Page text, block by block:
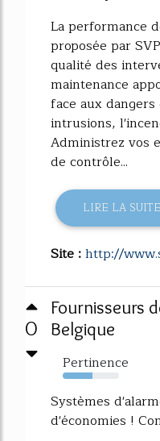
La performance
proposée par
qualité des
maintenance
face aux
intrusions,
Administrez vos
de contrôle...
LIRE LA SUITE
Site :http://
0
Fournisseurs
Belgique
Pertinence
53%
Systèmes
d'économies !